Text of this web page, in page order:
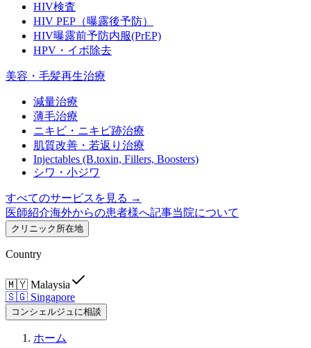
HIV検査
HIV PEP（曝露後予防）
HIV曝露前予防内服(PrEP)
HPV・イボ除去
美容・毛髪再生治療
減量治療
薄毛治療
ニキビ・ニキビ跡治療
肌質改善・若返り治療
Injectables (B.toxin, Fillers, Boosters)
シワ・小ジワ
すべてのサービスを見る →
医師紹介海外からの患者様へ記事当院について
クリニック所在地
Country
🇲🇾 Malaysia
🇸🇬 Singapore
コンシェルジュに相談
ホーム